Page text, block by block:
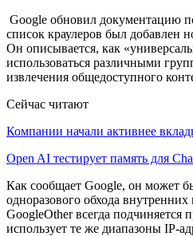
Google обновил документацию
список краулеров был добавлен
Он описывается, как
использоваться различными
извлечения общедоступного
Сейчас читают
Компании начали активнее
Open AI тестирует память для
Как сообщает Google, он может
одноразового обхода
GoogleOther всегда подчиняется
использует те же диапазоны IP-